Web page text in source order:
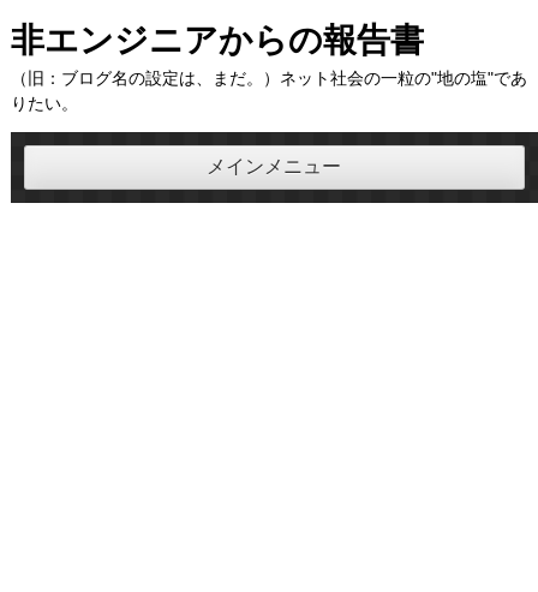
コ
ン
テ
ン
ツ
ス
非エンジニアからの報告書
（旧：ブログ名の設定は、まだ。）ネット社会の一粒の"地の塩"であ
りたい。
メインメニュー